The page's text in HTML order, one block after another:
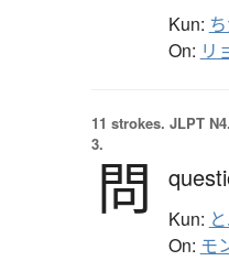
Kun:
On: リ
11 strokes. JLPT
3.
問 Kun:
On: モ